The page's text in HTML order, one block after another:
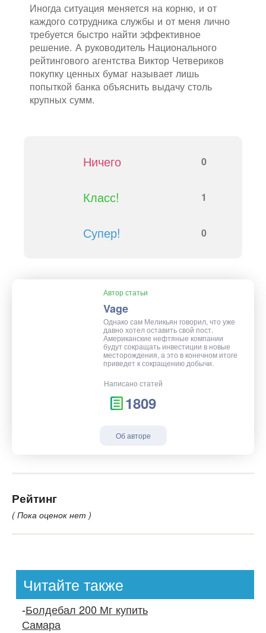
Иногда ситуация меняется на корню, и от
каждого сотрудника службы и от меня лично
требуется быстро найти эффективное
решение. А руководитель Национального
рейтингового агентства Виктор Четвериков
покупку ценных бумаг называет лишь
попыткой банка объяснить выдачу столь
крупных сумм.
Ничего 0
Класс! 1
Супер! 0
Автор статьи
Vage
Однако сам Меликьян говорил, что уже
давно хотел оставить свой пост.
Американские нефтяные компании
будут сокращать инвестиции в новые
месторождения, а это в конечном итоге
приведет к сокращению добычи.
Написано статей
1809
Об авторе
Рейтинг
( Пока оценок нет )
Читайте также
-Болдебал 200 Мг купить
Самара